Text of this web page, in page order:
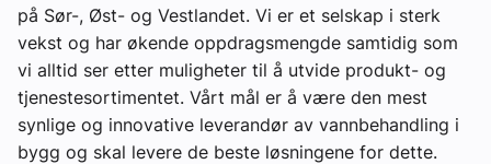
på Sør-, Øst- og Vestlandet. Vi er et selskap i sterk
vekst og har økende oppdragsmengde samtidig som
vi alltid ser etter muligheter til å utvide produkt- og
tjenestesortimentet. Vårt mål er å være den mest
synlige og innovative leverandør av vannbehandling i
bygg og skal levere de beste løsningene for dette.